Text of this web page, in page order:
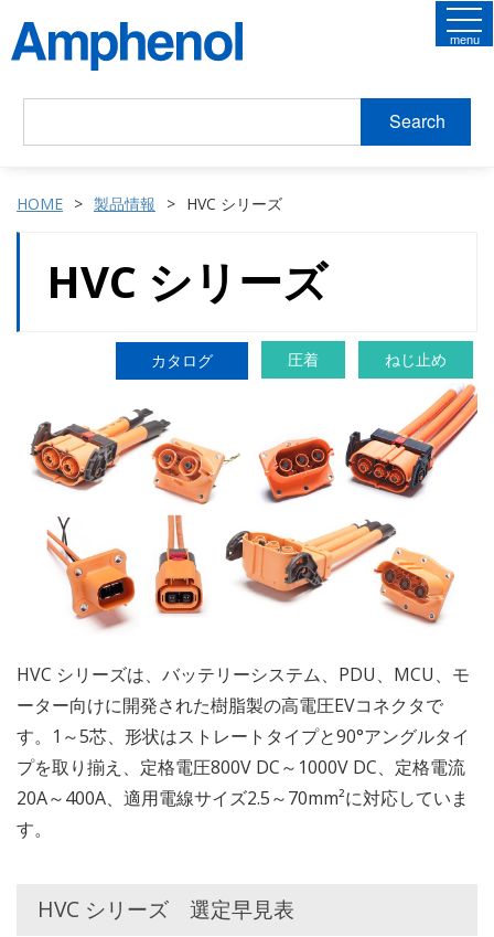
Search
menu
HOME 製品情報 HVC シリーズ
HVC シリーズ
カタログ 圧着 ねじ止め
HVC シリーズは、バッテリーシステム、PDU、MCU、モ
ーター向けに開発された樹脂製の高電圧EVコネクタで
す。1～5芯、形状はストレートタイプと90°アングルタイ
プを取り揃え、定格電圧800V DC～1000V DC、定格電流
20A～400A、適用電線サイズ2.5～70mm²に対応していま
す。
HVC シリーズ 選定早見表